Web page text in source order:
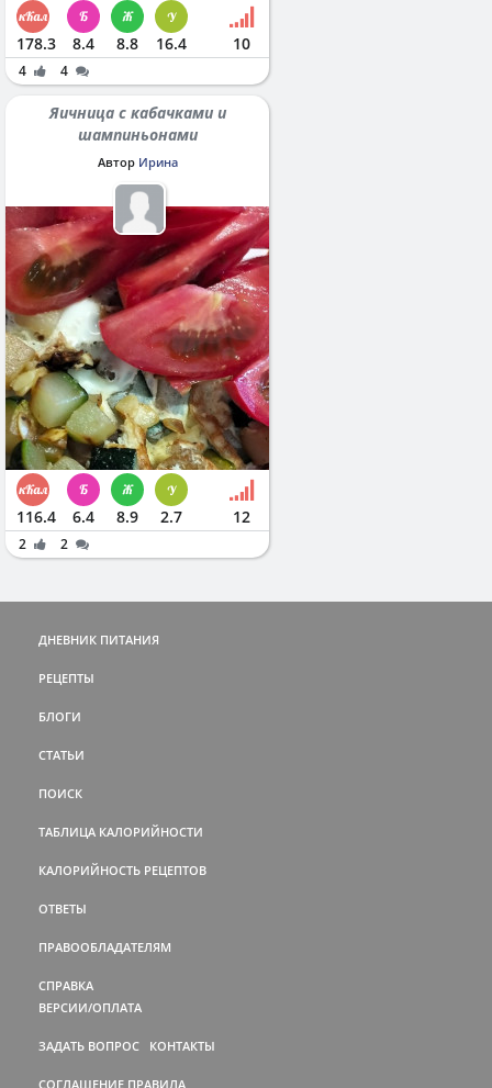
178.3 8.4 8.8 16.4 10
4 4
Яичница с кабачками и
шампиньонами
Автор Ирина
116.4 6.4 8.9 2.7 12
2 2
ДНЕВНИК ПИТАНИЯ
РЕЦЕПТЫ
БЛОГИ
СТАТЬИ
ПОИСК
ТАБЛИЦА КАЛОРИЙНОСТИ
КАЛОРИЙНОСТЬ РЕЦЕПТОВ
ОТВЕТЫ
ПРАВООБЛАДАТЕЛЯМ
СПРАВКА
ВЕРСИИ/ОПЛАТА
ЗАДАТЬ ВОПРОС КОНТАКТЫ
СОГЛАШЕНИЕ ПРАВИЛА